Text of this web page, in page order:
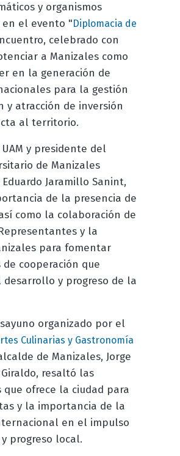
y organismos
el evento "Diplomacia de
celebrado con
a Manizales como
en la generación de
para la gestión
y atracción de inversión
al territorio.
y presidente del
de Manizales
Eduardo Jaramillo Sanint,
de la presencia de
como la colaboración de
y la
para fomentar
de cooperación que
y progreso de la
organizado por el
Culinarias y Gastronomía
de Manizales, Jorge
Giraldo, resaltó las
ofrece la ciudad para
y la importancia de la
en el impulso
progreso local.